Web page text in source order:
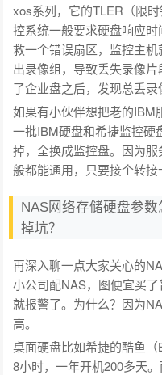
xos系列，它的TLER（限
控系统一般要求硬盘响应
救一个错误扇区，监控主
出录像组，导致丢失录像
了企业盘之后，发现总丢录
如果有小伙伴想把老的IBM
一批IBM硬盘和希捷监控硬
掉，全换成监控盘。因为
般都能通用，只要接个转接
NAS网络存储硬盘参
掉坑？
再深入聊一点大家关心的
小公司配NAS，图便宜买
就报警了。为什么？因为
高。
桌面硬盘比如希捷的酷鱼
8小时，一年开机200多天